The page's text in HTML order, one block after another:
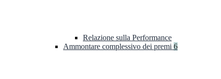
Relazione sulla Performance
Ammontare complessivo dei premi 6